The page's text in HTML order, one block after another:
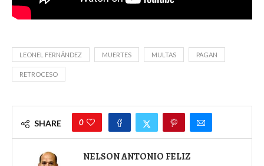
LEONEL FERNÁNDEZ MUERTES MULTAS PAGAN
RETROCESO
SHARE 0
NELSON ANTONIO FELIZ